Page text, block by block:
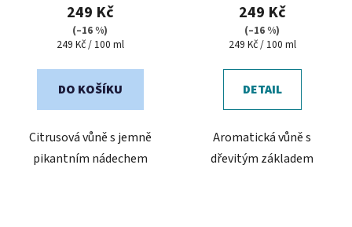
249 Kč
(–16 %)
Měrná
249 Kč / 100 ml
DO KOŠÍKU
Citrusová vůně s jemně
pikantním nádechem
249 Kč
(–16 %)
Měrná
249 Kč / 100 ml
DETAIL
Aromatická vůně s
dřevitým základem